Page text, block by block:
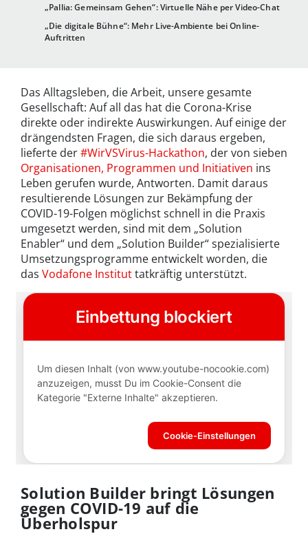
„Pallia: Gemeinsam Gehen“: Virtuelle Nähe per Video-Chat
„Die digitale Bühne“: Mehr Live-Ambiente bei Online-
Auftritten
Das Alltagsleben, die Arbeit, unsere gesamte
Gesellschaft: Auf all das hat die Corona-Krise
direkte oder indirekte Auswirkungen. Auf einige der
drängendsten Fragen, die sich daraus ergeben,
lieferte der#WirVSVirus-Hackathon, der von sieben
Organisationen, Programmen und Initiativen ins
Leben gerufen wurde, Antworten. Damit daraus
resultierende Lösungen zur Bekämpfung der
COVID-19-Folgen möglichst schnell in die Praxis
umgesetzt werden, sind mit dem „Solution
Enabler“ und dem „Solution Builder“ spezialisierte
Umsetzungsprogramme entwickelt worden, die
das Vodafone Instituttatkräftig unterstützt.
Solution Builder bringt Lösungen
gegen COVID-19 auf die
Überholspur